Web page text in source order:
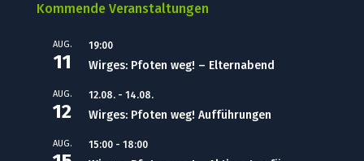
Kommende Veranstaltungen
AUG.
11
19:00
Wirges: Pfoten weg! – Elternabend
AUG.
12
12.08.- 14.08.
Wirges: Pfoten weg! Aufführungen
AUG. 15:00- 18:00